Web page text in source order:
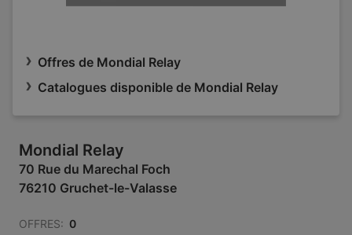
Offres de Mondial Relay
Catalogues disponible de Mondial Relay
Mondial Relay
70 Rue du Marechal Foch
76210 Gruchet-le-Valasse
OFFRES: 0